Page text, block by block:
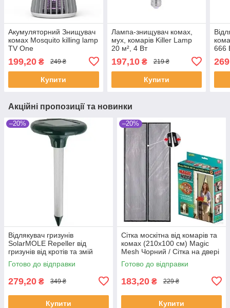
Акумуляторний Знищувач
комах Mosquito killing lamp
TV One
199,20 ₴ 249 ₴
Купити
Лампа-знищувач комах,
мух, комарів Killer Lamp
20 м², 4 Вт
197,10₴ 219 ₴
Купити
666
Акційні пропозиції та новинки
–20%
Відлякувач гризунів
SolarMOLE Repeller від
гризунів від кротів та змій
Готово до відправки
279,20 ₴ 349 ₴
Купити
–20%
Сітка москітна від комарів та
комах (210x100 см) Magic
Mesh Чорний / Сітка на двері
роздільна для дому
Готово до відправки
183,20 ₴ 229 ₴
Купити